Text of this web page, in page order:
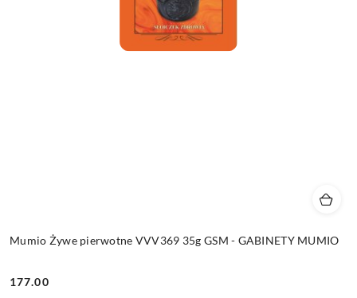
Mumio Żywe pierwotne VVV369 35g GSM - GABINETY MUMIO
Cena:
177.00